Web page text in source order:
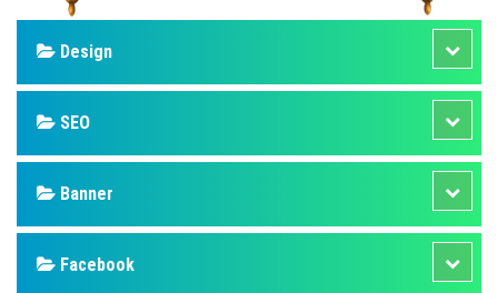
Design
SEO
Banner
Facebook